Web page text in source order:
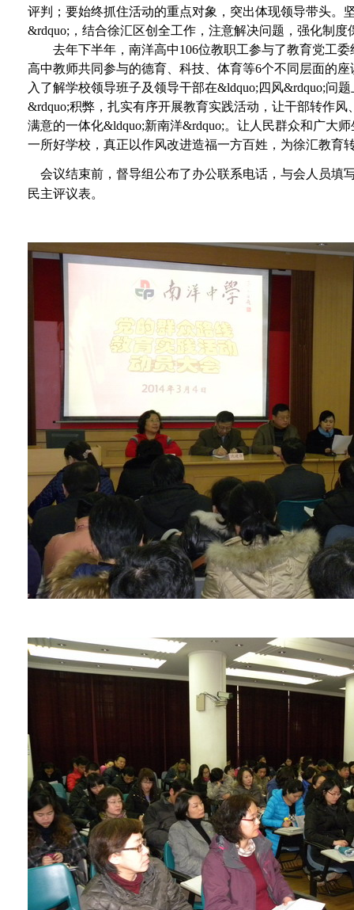
评判；要始终抓住活动的重点对象，突出体现领导带头。
&rdquo;，结合徐汇区创全工作，注意解决问题，强化制度
去年下半年，南洋高中106位教职工参与了教育党工
高中教师共同参与的德育、科技、体育等6个不同层面的
入了解学校领导班子及领导干部在&ldquo;四风&rdquo;问
&rdquo;积弊，扎实有序开展教育实践活动，让干部转作
满意的一体化&ldquo;新南洋&rdquo;。让人民群众和广大
一所好学校，真正以作风改进造福一方百姓，为徐汇教育
会议结束前，督导组公布了办公联系电话，与会人员填
民主评议表。